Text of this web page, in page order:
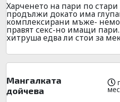
Харченето на пари по
продължи докато има
комплексирани мъже-
правят секс-но имащи
хитруша едва ли стои за
Мангалката
дойчева